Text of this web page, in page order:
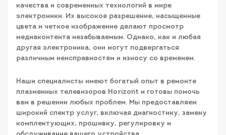
качества и современных технологий в мире
электроники. Их высокое разрешение, насыщенные
цвета и четкое изображение делают просмотр
медиаконтента незабываемым. Однако, как и любая
другая электроника, они могут подвергаться
различным неисправностям и износу со временем.
Наши специалисты имеют богатый опыт в ремонте
плазменных телевизоров Horizont и готовы помочь
вам в решении любых проблем. Мы предоставляем
широкий спектр услуг, включая диагностику, замену
комплектующих, прошивку, регулировку и